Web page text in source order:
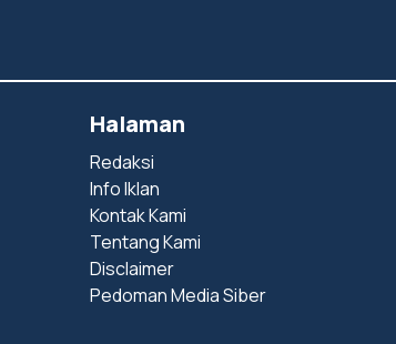
Halaman
Redaksi
Info Iklan
Kontak Kami
Tentang Kami
Disclaimer
Pedoman Media Siber